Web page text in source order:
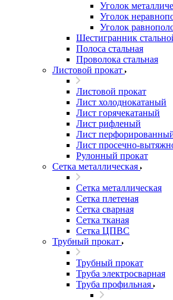
Уголок
Уголок
Уголок
Шестигранник
Полоса стальная
Проволока стальная
Листовой прокат
Листовой прокат
Лист холоднокатаный
Лист горячекатаный
Лист рифленый
Лист
Лист просечно-
Рулонный прокат
Сетка металлическая
Сетка металлическая
Сетка плетеная
Сетка сварная
Сетка тканая
Сетка ЦПВС
Трубный прокат
Трубный прокат
Труба электросварная
Труба профильная